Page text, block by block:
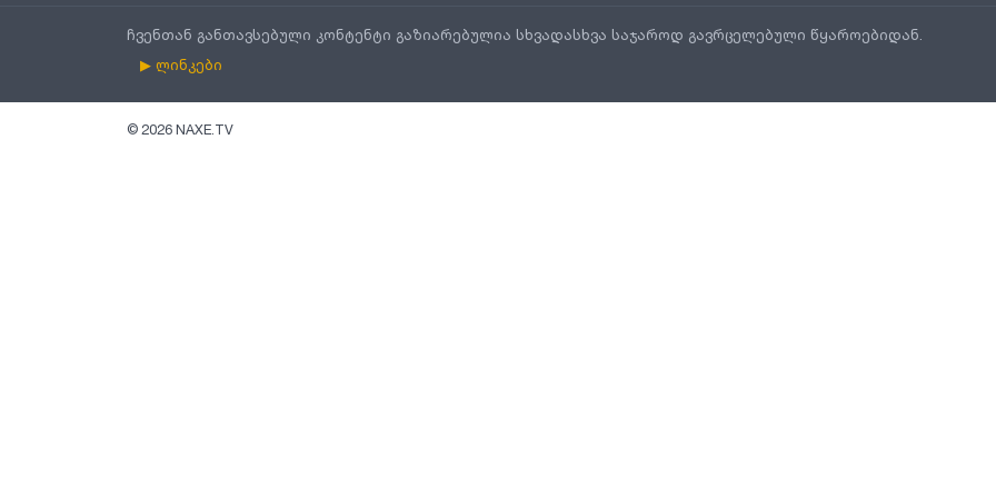
ჩვენთან განთავსებული კონტენტი გაზიარებულია სხვადასხვა საჯაროდ გავრცელებული წყაროებიდან.
▶ ლინკები
© 2026 NAXE.TV